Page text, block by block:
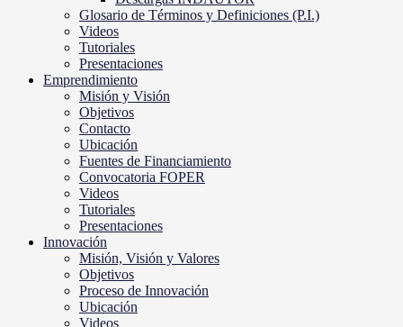
Glosario de Términos y Definiciones (P.I.)
Videos
Tutoriales
Presentaciones
Emprendimiento
Misión y Visión
Objetivos
Contacto
Ubicación
Fuentes de Financiamiento
Convocatoria FOPER
Videos
Tutoriales
Presentaciones
Innovación
Misión, Visión y Valores
Objetivos
Proceso de Innovación
Ubicación
Videos